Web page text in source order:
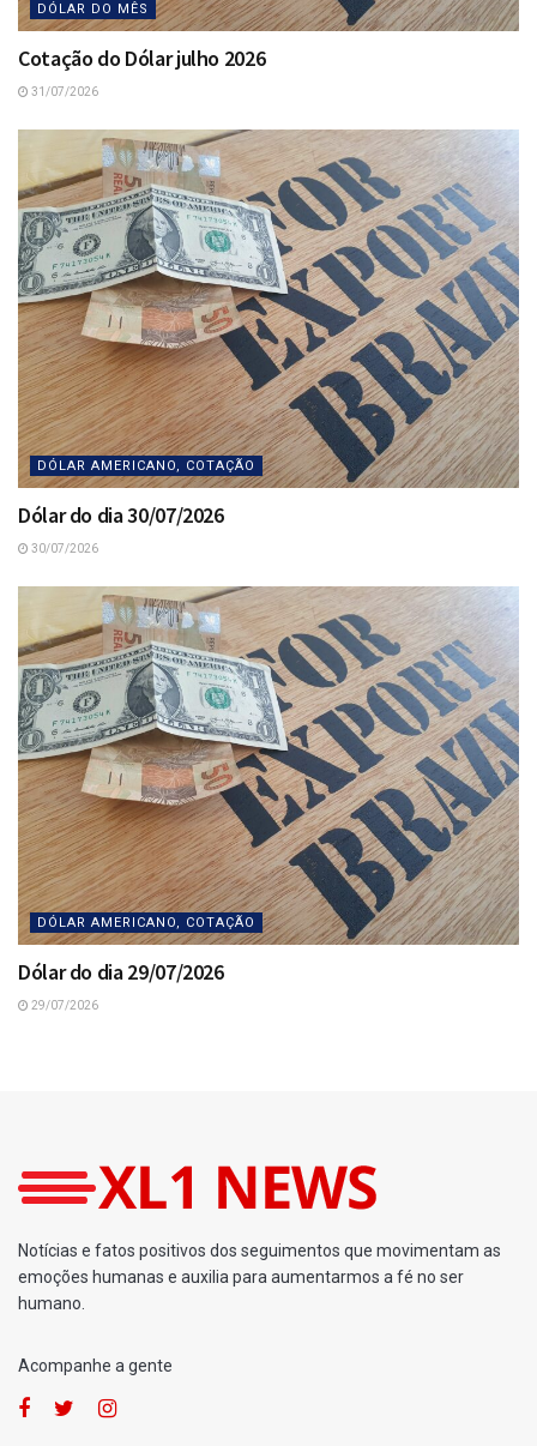
DÓLAR DO MÊS
Cotação do Dólar julho 2026
31/07/2026
DÓLAR AMERICANO, COTAÇÃO
Dólar do dia 30/07/2026
30/07/2026
DÓLAR AMERICANO, COTAÇÃO
Dólar do dia 29/07/2026
29/07/2026
Notícias e fatos positivos dos seguimentos que movimentam as
emoções humanas e auxilia para aumentarmos a fé no ser
humano.
Acompanhe a gente